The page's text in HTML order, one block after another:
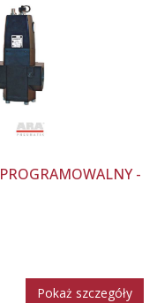
-
Pokaż szczegóły